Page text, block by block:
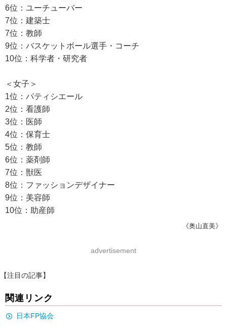
6位：ユーチューバー
7位：建築士
7位：教師
9位：バスケットボール選手・コーチ
10位：科学者・研究者
＜女子＞
1位：パティシエール
2位：看護師
3位：医師
4位：保育士
5位：教師
6位：薬剤師
7位：獣医
8位：ファッションデザイナー
9位：美容師
10位：助産師
《奥山直美》
advertisement
【注目の記事】
関連リンク
日本FP協会